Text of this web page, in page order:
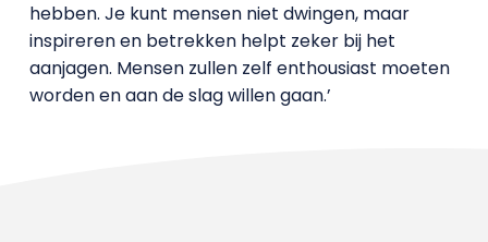
hebben. Je kunt mensen niet dwingen, maar
inspireren en betrekken helpt zeker bij het
aanjagen. Mensen zullen zelf enthousiast moeten
worden en aan de slag willen gaan.’